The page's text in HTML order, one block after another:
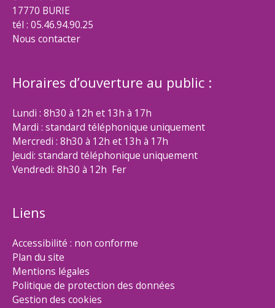
17770 BURIE
tél : 05.46.94.90.25
Nous contacter
Horaires d’ouverture au public :
Lundi : 8h30 à 12h et 13h à 17h
Mardi : standard téléphonique uniquement
Mercredi : 8h30 à 12h et 13h à 17h
Jeudi: standard téléphonique uniquement
Vendredi: 8h30 à 12h Fer
Liens
Accessibilité : non conforme
Plan du site
Mentions légales
Politique de protection des données
Gestion des cookies